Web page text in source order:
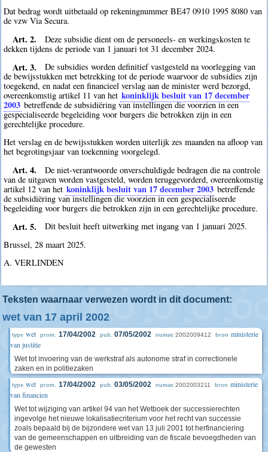
Dat bedrag wordt uitbetaald op rekeningnummer BE47 0910 1995 8080 van
de vzw Via Secura.
Art. 2.
Deze subsidie dient om de personeels- en werkingskosten te
dekken tijdens de periode van 1 januari tot 31 december 2024.
Art. 3.
De subsidies worden definitief vastgesteld na voorlegging van
de bewijsstukken met betrekking tot de periode waarvoor de subsidies zijn
toegekend, en nadat een financieel verslag aan de minister werd bezorgd,
overeenkomstig artikel 11 van het koninklijk besluit van 17 december
2003 betreffende de subsidiëring van instellingen die voorzien in een
gespecialiseerde begeleiding voor burgers die betrokken zijn in een
gerechtelijke procedure.
Het verslag en de bewijsstukken worden uiterlijk zes maanden na afloop van
het begrotingsjaar van toekenning voorgelegd.
Art. 4.
De niet-verantwoorde onverschuldigde bedragen die na controle
van de uitgaven worden vastgesteld, worden teruggevorderd, overeenkomstig
artikel 12 van het koninklijk besluit van 17 december 2003 betreffende
de subsidiëring van instellingen die voorzien in een gespecialiseerde
begeleiding voor burgers die betrokken zijn in een gerechtelijke procedure.
Art. 5.
Dit besluit heeft uitwerking met ingang van 1 januari 2025.
Brussel, 28 maart 2025.
A. VERLINDEN
Teksten waarnaar verwezen wordt in dit document:
wet van 17 april 2002
type wet prom. 17/04/2002 pub. 07/05/2002 numac 2002009412 bron ministerie
van justitie
Wet tot invoering van de werkstraf als autonome straf in correctionele
zaken en in politiezaken
type wet prom. 17/04/2002 pub. 03/05/2002 numac 2002003211 bron ministerie
van financien
Wet tot wijziging van artikel 94 van het Wetboek der successierechten
ingevolge het nieuwe lokalisatiecriterium voor het recht van successie
zoals bepaald bij de bijzondere wet van 13 juli 2001 tot herfinanciering
van de gemeenschappen en uitbreiding van de fiscale bevoegdheden van
de gewesten